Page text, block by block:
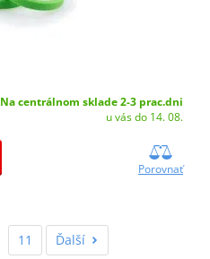
Na centrálnom sklade 2-3 prac.dni
u vás do 14. 08.
Porovnať
11 Ďalší